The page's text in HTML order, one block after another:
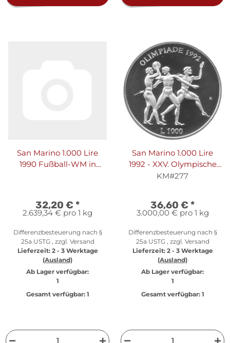
San Marino 1.000 Lire
1990 Fußball-WM in
32,20 € *
2.639,34 € pro 1 kg
Differenzbesteuerung nach §
25a USTG , zzgl. Versand
Lieferzeit: 2 - 3 Werktage
(Ausland)
Ab Lager verfügbar:
1
Gesamt verfügbar:1
San Marino 1.000 Lire
1992 - XXV. Olympische
Sommerspiele 1992 in
KM#277
36,60 € *
3.000,00 € pro 1 kg
Differenzbesteuerung nach §
25a USTG , zzgl. Versand
Lieferzeit: 2 - 3 Werktage
(Ausland)
Ab Lager verfügbar:
1
Gesamt verfügbar:1